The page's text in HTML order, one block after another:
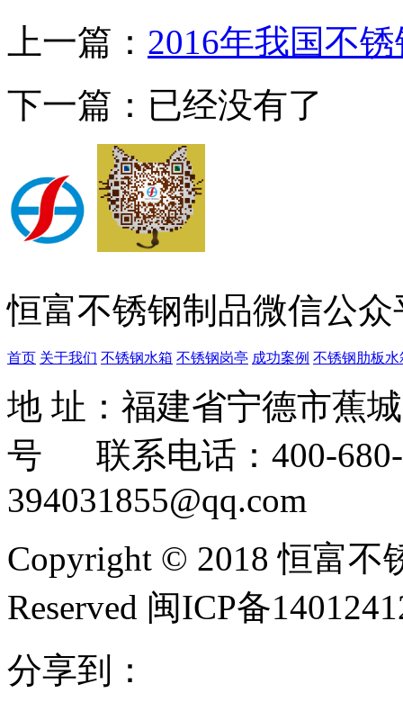
上一篇： 2016年我国不
下一篇：已经没有了
恒富不锈钢制品微信公众
首页 关于我们 不锈钢水箱 不锈钢岗亭 成功案例 不锈钢肋板水
地 址：福建省宁德市蕉
号 联系电话：400-
394031855@qq.com
Copyright © 2018 恒富不
Reserved 闽ICP备
分享到：